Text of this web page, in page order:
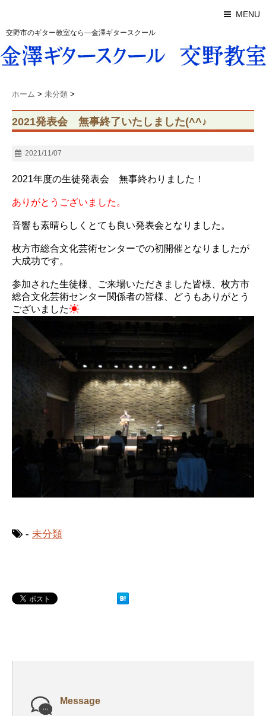
MENU
交野市のギター教室なら―金澤ギタースクール
ホーム > 未分類 >
2021発表会 無事終了いたしました(^^♪
2021/11/07
2021年度の生徒発表会 無事終わりました！
ありがとうございました。
音響も素晴らしくとても良い発表会となりました。
枚方市総合文化芸術センターでの初開催となりましたが
大成功です。
参加された生徒様、ご来場いただきました皆様、枚方市
総合文化芸術センター関係者の皆様、どうもありがとう
ございました
- 未分類
Message